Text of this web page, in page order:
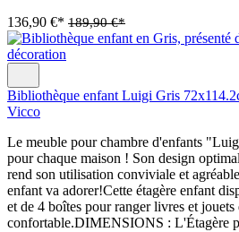
136,90 €* 189,90 €*
Bibliothèque enfant Luigi Gris
Vicco
Le meuble pour chambre d'enfants
pour chaque maison ! Son design
rend son utilisation conviviale et
enfant va adorer!Cette étagère enfant
et de 4 boîtes pour ranger livres et
confortable.DIMENSIONS : L'Étagère